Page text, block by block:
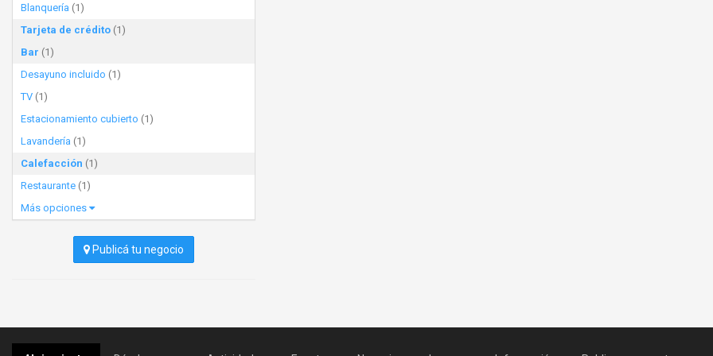
Blanquería (1)
Tarjeta de crédito (1)
Bar (1)
Desayuno incluido (1)
TV (1)
Estacionamiento cubierto (1)
Lavandería (1)
Calefacción (1)
Restaurante (1)
Más opciones
Publicá tu negocio